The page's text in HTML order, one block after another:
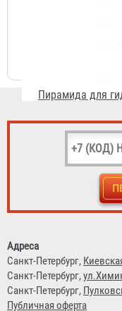
Пирамида для
Пирамида для
Адреса
Санкт-Петербург,
Санкт-Петербург,
Санкт-Петербург,
Публичная оферта